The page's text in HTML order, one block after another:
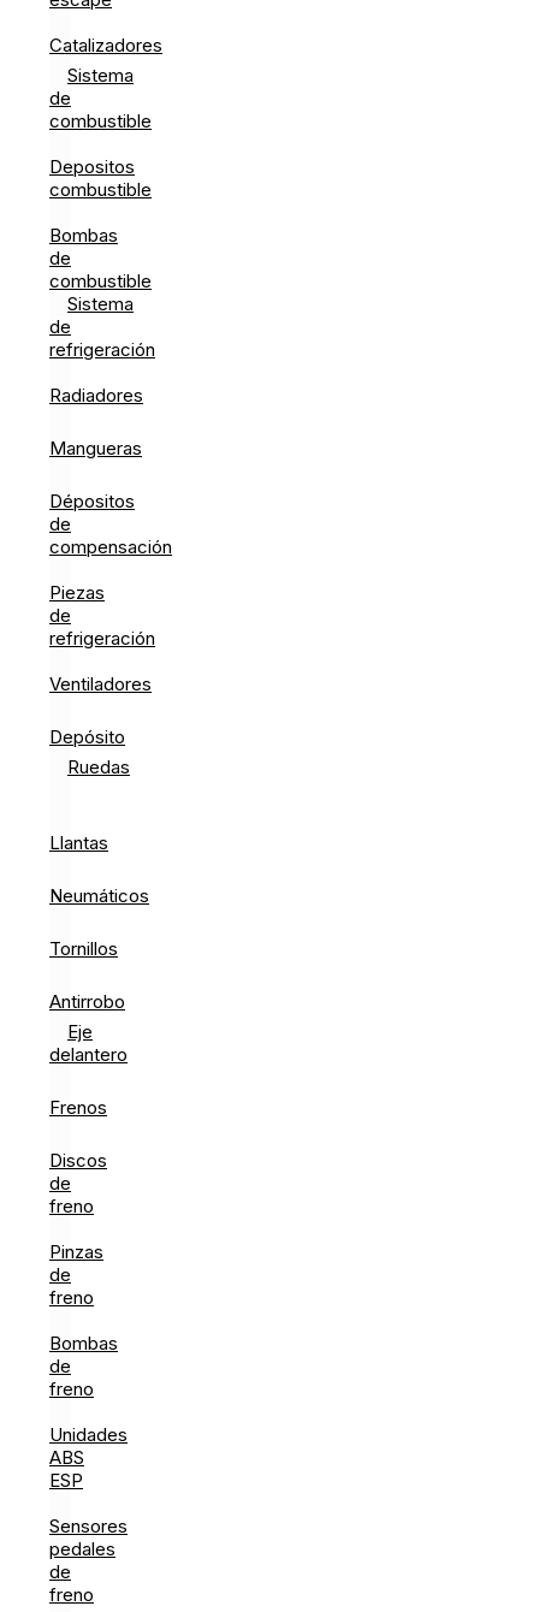
Catalizadores
Sistema
de
combustible
Depositos
combustible
Bombas
de
combustible
Sistema
de
refrigeración
Radiadores
Mangueras
Dépositos
de
compensación
Piezas
de
refrigeración
Ventiladores
Depósito
Ruedas
Llantas
Neumáticos
Tornillos
Antirrobo
Eje
delantero
Frenos
Discos
de
freno
Pinzas
de
freno
Bombas
de
freno
Unidades
ABS
ESP
Sensores
pedales
de
freno